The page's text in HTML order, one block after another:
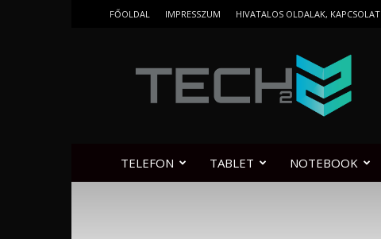
FŐOLDAL IMPRESSZUM HIVATALOS OLDALAK, KAPCSOLAT
TELEFON TABLET NOTEBOOK